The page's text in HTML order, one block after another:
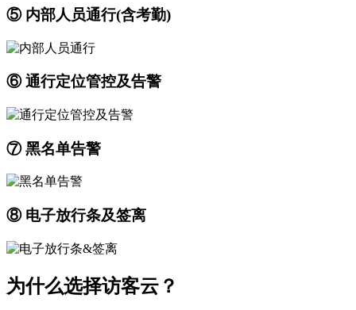
⑤ 内部人员通行(含考勤)
⑥ 通行定位管控及告警
⑦ 黑名单告警
⑧ 电子放行条及签离
为什么选择访客云？